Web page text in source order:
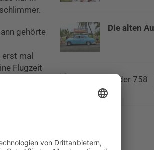
gehörte
mal
Flugzeit
ob die
Die alten